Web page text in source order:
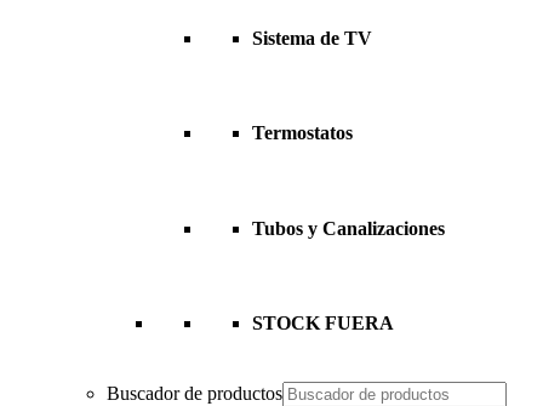
Sistema de TV
Termostatos
Tubos y Canalizaciones
STOCK FUERA
Buscador de productos